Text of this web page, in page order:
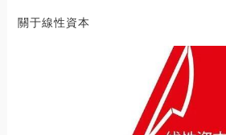
關于線性資本